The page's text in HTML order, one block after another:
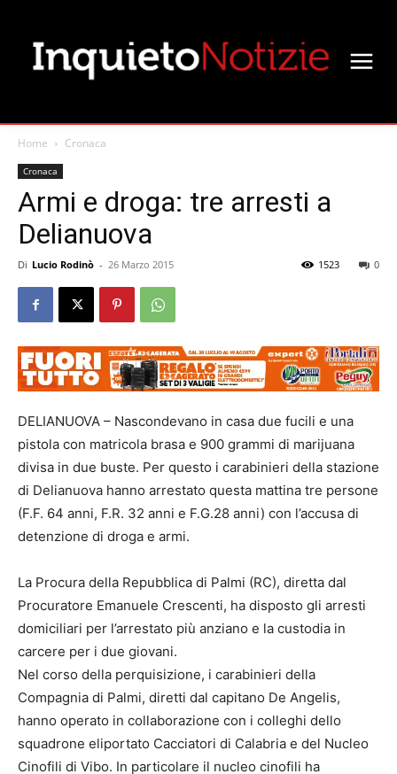
Home Cronaca
Cronaca
Armi e droga: tre arresti a
Delianuova
Di Lucio Rodinò - 26 Marzo 2015 0
1523
DELIANUOVA – Nascondevano in casa due fucili e una
pistola con matricola brasa e 900 grammi di marijuana
divisa in due buste. Per questo i carabinieri della stazione
di Delianuova hanno arrestato questa mattina tre persone
(F.F. 64 anni, F.R. 32 anni e F.G.28 anni) con l’accusa di
detenzione di droga e armi.
La Procura della Repubblica di Palmi (RC), diretta dal
Procuratore Emanuele Crescenti, ha disposto gli arresti
domiciliari per l’arrestato più anziano e la custodia in
carcere per i due giovani.
Nel corso della perquisizione, i carabinieri della
Compagnia di Palmi, diretti dal capitano De Angelis,
hanno operato in collaborazione con i colleghi dello
squadrone eliportato Cacciatori di Calabria e del Nucleo
Cinofili di Vibo. In particolare il nucleo cinofili ha